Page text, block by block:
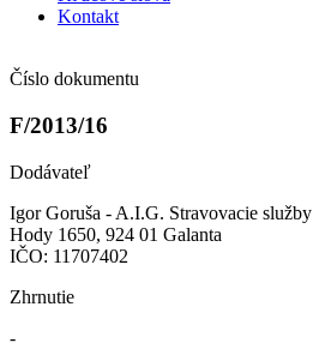
Kontakt
Číslo dokumentu
F/2013/16
Dodávateľ
Igor Goruša - A.I.G. Stravovacie služby
Hody 1650, 924 01 Galanta
IČO: 11707402
Zhrnutie
-